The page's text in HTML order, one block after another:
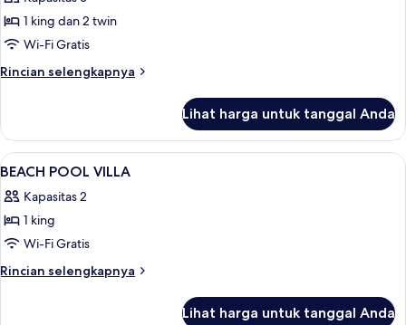
Beach
Pool
1 king dan 2 twin
Wi-Fi Gratis
Rincian selengkapnya
Rincian
Two
Bedroom
Beach
Villa
Lihat harga untuk tanggal Anda
Lihat
semua
foto
untuk
BEACH
POOL
Seprai premium, selimut bulu angsa,
4
BEACH POOL VILLA
Kapasitas 2
1 king
Wi-Fi Gratis
Rincian selengkapnya
Rincian
Lihat harga untuk tanggal Anda